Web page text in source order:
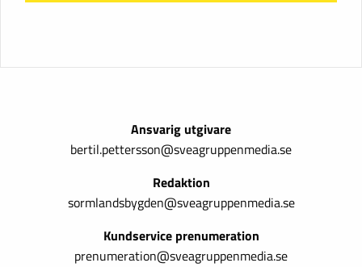
Ansvarig utgivare
bertil.pettersson@sveagruppenmedia.se
Redaktion
sormlandsbygden@sveagruppenmedia.se
Kundservice prenumeration
prenumeration@sveagruppenmedia.se